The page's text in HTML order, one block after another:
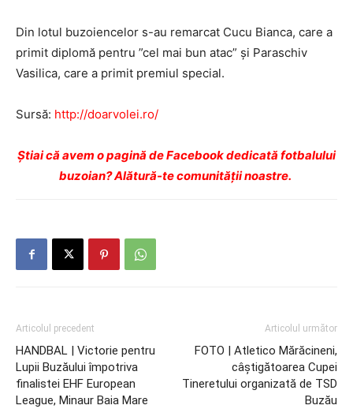
Din lotul buzoiencelor s-au remarcat Cucu Bianca, care a
primit diplomă pentru ”cel mai bun atac” și Paraschiv
Vasilica, care a primit premiul special.
Sursă: http://doarvolei.ro/
Ştiai că avem o pagină de Facebook dedicată fotbalului
buzoian? Alătură-te comunității noastre.
Articolul precedent
HANDBAL | Victorie pentru
Lupii Buzăului împotriva
finalistei EHF European
League, Minaur Baia Mare
Articolul următor
FOTO | Atletico Mărăcineni,
câştigătoarea Cupei
Tineretului organizată de TSD
Buzău